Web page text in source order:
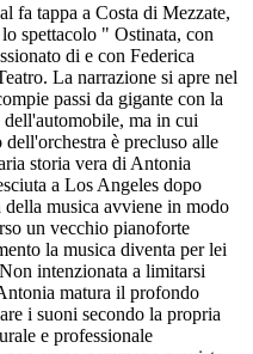
fa tappa a Costa di Mezzate,
spettacolo " Ostinata, con
di e con Federica
La narrazione si apre nel
passi da gigante con la
ma in cui
è precluso alle
storia vera di Antonia
a Los Angeles dopo
della musica avviene in modo
un vecchio pianoforte
la musica diventa per lei
intenzionata a limitarsi
matura il profondo
i suoni secondo la propria
e professionale